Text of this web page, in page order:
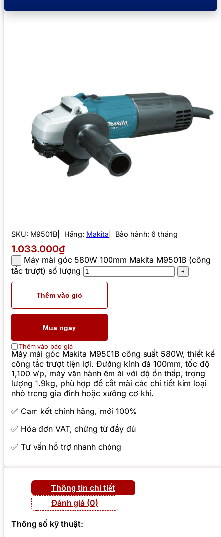
SKU: M9501B Hãng: Makita Bảo hành: 6 tháng
1.033.000₫
Máy mài góc 580W 100mm Makita M9501B (công
tắc trượt) số lượng
Thêm vào giỏ
Mua ngay
Thêm vào báo giá
Máy mài góc Makita M9501B công suất 580W, thiết kế
công tắc trượt tiện lợi. Đường kính đá 100mm, tốc độ
1,100 v/p, máy vận hành êm ái với độ ồn thấp, trọng
lượng 1.9kg, phù hợp để cắt mài các chi tiết kim loại
nhỏ trong gia đình hoặc xưởng cơ khí.
✅ Cam kết chính hãng, mới 100%
✅ Hóa đơn VAT, chứng từ đầy đủ
✅ Tư vấn hỗ trợ nhanh chóng
Thông tin chi tiết
Đánh giá (0)
Thông số kỹ thuật: